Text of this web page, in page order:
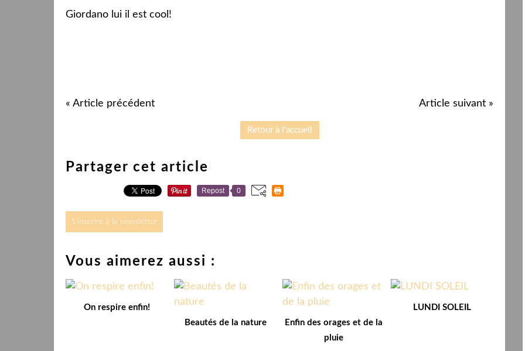
Giordano lui il est cool!
« Article précédent Article suivant »
Retour à l'accueil
Partager cet article
Repost 0
S'inscrire à la newsletter
Vous aimerez aussi :
On respire enfin!
Beautés de la nature
Enfin des orages et de la
pluie
LUNDI SOLEIL